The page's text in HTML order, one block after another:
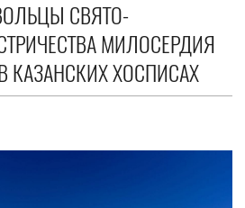
СВЯТО-
МИЛОСЕРДИЯ
КАЗАНСКИХ ХОСПИСАХ